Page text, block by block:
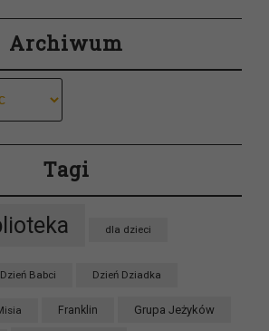
Archiwum
Tagi
dla dzieci
Dzień Babci Dzień Dziadka
Franklin Grupa Jeżyków